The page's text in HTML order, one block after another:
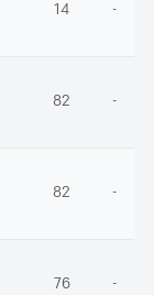
14 -
82 -
82 -
76 -